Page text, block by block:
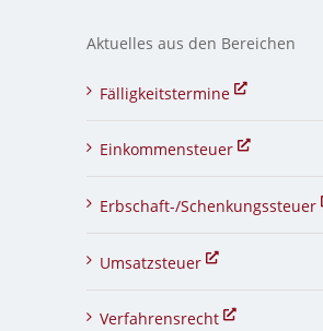
Aktuelles aus den Bereichen
Fälligkeitstermine
Einkommensteuer
Erbschaft-/Schenkungssteuer
Umsatzsteuer
Verfahrensrecht